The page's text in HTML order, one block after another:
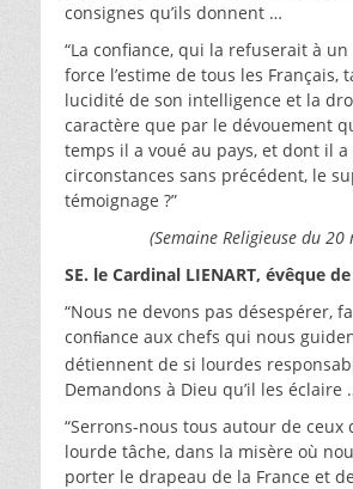
consignes qu’ils donnent …
“La confiance, qui la refuserait à
force l’estime de tous les Français,
lucidité de son intelligence et la
caractère que par le dévouement
temps il a voué au pays, et dont il a
circonstances sans précédent, le
témoignage ?”
(Semaine Religieuse du
SE. le Cardinal LIENART, évêque
“Nous ne devons pas désespérer,
confiance aux chefs qui nous
détiennent de si lourdes
Demandons à Dieu qu’il les éclaire
“Serrons-nous tous autour de ceux
lourde tâche, dans la misère où
porter le drapeau de la France et